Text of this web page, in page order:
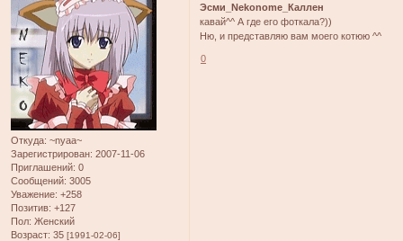
Откуда: ~nyaa~
Зарегистрирован: 2007-11-06
Приглашений: 0
Сообщений: 3005
Уважение: +258
Позитив: +127
Пол: Женский
Возраст: 35 [1991-02-06]
Эсми_Nekonome_Каллен
кавай^^ А где его фоткала?))
Ню, и представляю вам моего котюю ^^
0